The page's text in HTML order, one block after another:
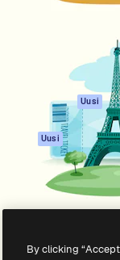
videogeneraattori
Kuvapankkisisältö
Claudelle ja
ChatGPT:lle
Uusi
Uusi
Mobiilisovellus
Kaikki Magnific-
työkalut
By clicking